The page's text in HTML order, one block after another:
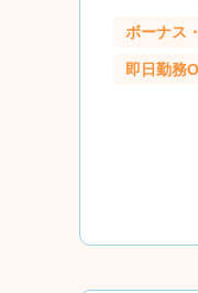
ボーナス
即日勤務